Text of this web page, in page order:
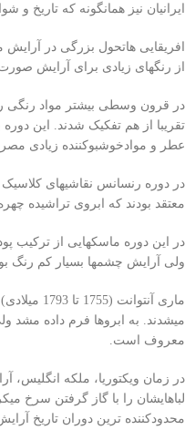
ایرانیان نیز همانگونه که تاریخ
افریقایی هاتحول بزرگی در آرایش
از رنگهای زیادی برای آرایش
در قرون وسطی بیشتر مواد رنگی
تقریبا از هم تفکیک شدند. این
عطر و موادخوشبوکننده زیادی
در دوره رنسانس نقاشیهای کلاسیک
معتقد بودند که ابروی تراشیده چهره بسیار باهوش
در این دوره ماسکهایی از ترکیب
ولی آرایش چشمها بسیار کم رنگ
ماری
میشدند. به ابروها فرم داده مشد
معروف است.
در زمان ویکتوریا، ملکه
لباهایشان را با گاز گرفتن سرخ
محدودکننده ترین دوران تاریخ